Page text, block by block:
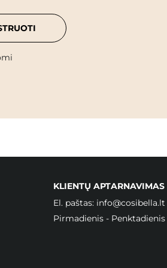
KLIENTŲ APTARNAVIMAS
El. paštas: info@cosibella.lt
Pirmadienis - Penktadienis